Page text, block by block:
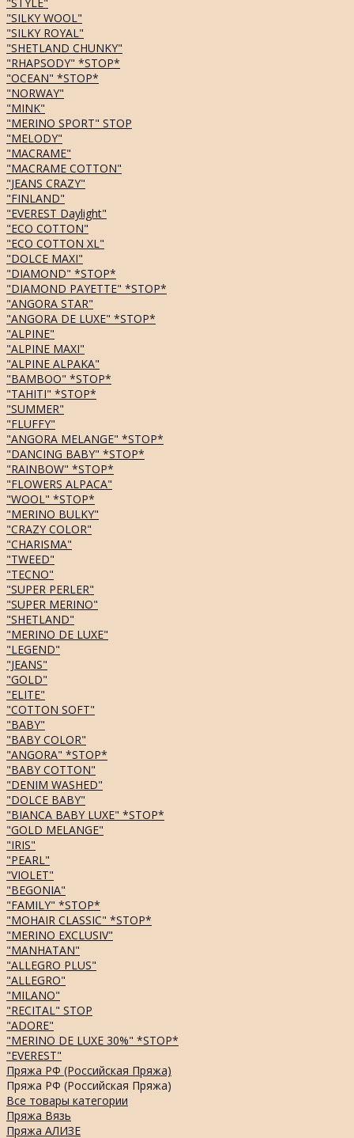
"SILKY WOOL"
"SILKY ROYAL"
"SHETLAND CHUNKY"
"RHAPSODY" *STOP*
"OCEAN" *STOP*
"NORWAY"
"MINK"
"MERINO SPORT" STOP
"MELODY"
"MACRAME"
"MACRAME COTTON"
"JEANS CRAZY"
"FINLAND"
"EVEREST Daylight"
"ECO COTTON"
"ECO COTTON XL"
"DOLCE MAXI"
"DIAMOND" *STOP*
"DIAMOND PAYETTE" *STOP*
"ANGORA STAR"
"ANGORA DE LUXE" *STOP*
"ALPINE"
"ALPINE MAXI"
"ALPINE ALPAKA"
"BAMBOO" *STOP*
"TAHITI" *STOP*
"SUMMER"
"FLUFFY"
"ANGORA MELANGE" *STOP*
"DANCING BABY" *STOP*
"RAINBOW" *STOP*
"FLOWERS ALPACA"
"WOOL" *STOP*
"MERINO BULKY"
"CRAZY COLOR"
"CHARISMA"
"TWEED"
"TECNO"
"SUPER PERLER"
"SUPER MERINO"
"SHETLAND"
"MERINO DE LUXE"
"LEGEND"
"JEANS"
"GOLD"
"ELITE"
"COTTON SOFT"
"BABY"
"BABY COLOR"
"ANGORA" *STOP*
"BABY COTTON"
"DENIM WASHED"
"DOLCE BABY"
"BIANCA BABY LUXE" *STOP*
"GOLD MELANGE"
"IRIS"
"PEARL"
"VIOLET"
"BEGONIA"
"FAMILY" *STOP*
"MOHAIR CLASSIC" *STOP*
"MERINO EXCLUSIV"
"MANHATAN"
"ALLEGRO PLUS"
"ALLEGRO"
"MILANO"
"RECITAL" STOP
"ADORE"
"MERINO DE LUXE 30%" *STOP*
"EVEREST"
Пряжа РФ (Российская Пряжа)
Пряжа РФ (Российская Пряжа)
Все товары категории
Пряжа Вязь
Пряжа АЛИЗЕ